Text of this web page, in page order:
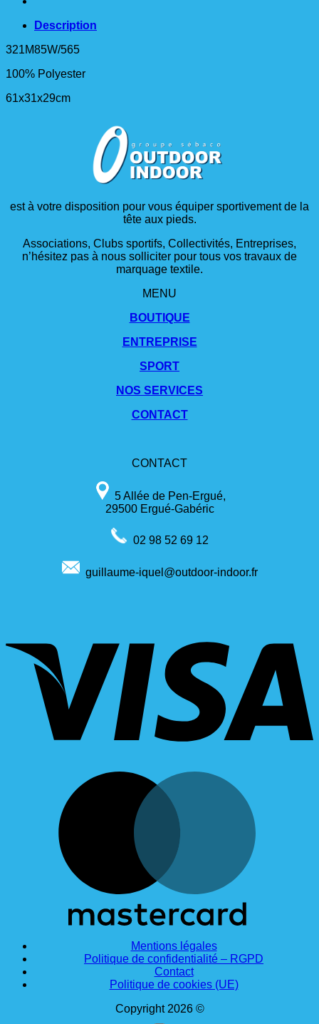
Description
321M85W/565
100% Polyester
61x31x29cm
est à votre disposition pour vous équiper sportivement de la
tête aux pieds.
Associations, Clubs sportifs, Collectivités, Entreprises,
n’hésitez pas à nous solliciter pour tous vos travaux de
marquage textile.
MENU
BOUTIQUE
ENTREPRISE
SPORT
NOS SERVICES
CONTACT
CONTACT
5 Allée de Pen-Ergué,
29500 Ergué-Gabéric
02 98 52 69 12
guillaume-iquel@outdoor-indoor.fr
Mentions légales
Politique de confidentialité – RGPD
Contact
Politique de cookies (UE)
Copyright 2026 ©